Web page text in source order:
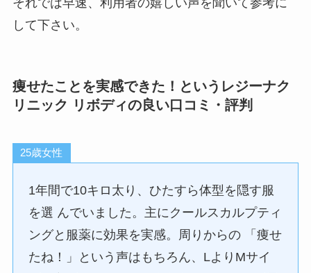
それでは早速、利用者の嬉しい声を聞いて参考に
して下さい。
痩せたことを実感できた！というレジーナク
リニック リボディの良い口コミ・評判
25歳女性
1年間で10キロ太り、ひたすら体型を隠す服
を選 んでいました。主にクールスカルプティ
ングと服薬に効果を実感。周りからの 「痩せ
たね！」という声はもちろん、LよりMサイ